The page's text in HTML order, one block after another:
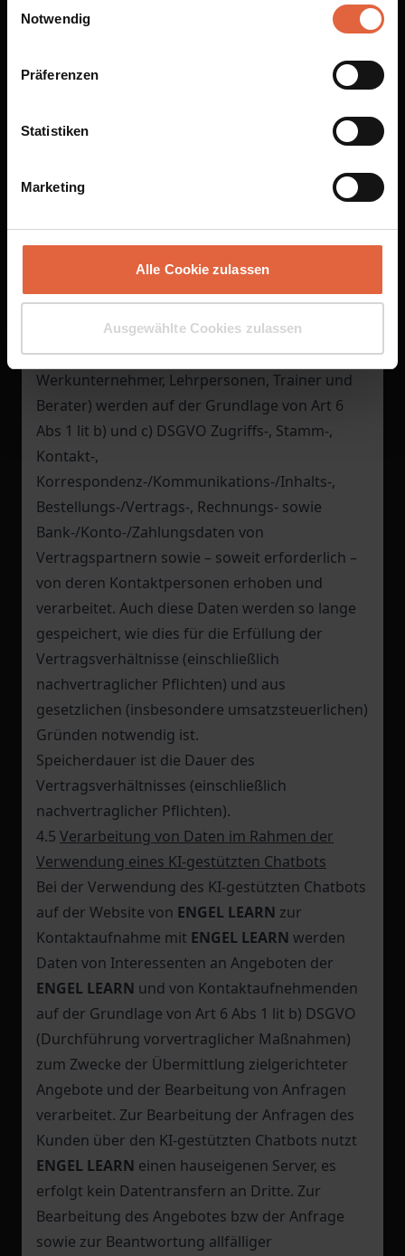
Notwendig
Präferenzen
Statistiken
Marketing
Alle Cookie zulassen
Ausgewählte Cookies zulassen
Teilnehmer desselben Fernlehrganges) werden
gemäß Art 6 Abs 1 lit a) DSGVO weitergegeben.
Vertragsverhältnisses (einschließlich
4.4.Verarbeitung von Daten im Rahmen
Kunden verschiedenen) Vertragspartnern und
Auch zum Zwecke der Abwicklung
(vor-/nach-)vertraglicher Verhältnisse mit (von
Kunden verschiedenen) Vertragspartnern von
ENGEL LEARNund deren Kontaktpersonen (zB
Werkunternehmer, Lehrpersonen, Trainer und
Berater) werden auf der Grundlage von Art 6
Abs 1 lit b) und c) DSGVO Zugriffs-, Stamm-,
Kontakt-,
Korrespondenz-/Kommunikations-/Inhalts-,
Bestellungs-/Vertrags-, Rechnungs- sowie
Bank-/Konto-/Zahlungsdaten von
Vertragspartnern sowie – soweit erforderlich –
von deren Kontaktpersonen erhoben und
verarbeitet. Auch diese Daten werden so lange
gespeichert, wie dies für die Erfüllung der
Vertragsverhältnisse (einschließlich
nachvertraglicher Pflichten) und aus
gesetzlichen (insbesondere umsatzsteuerlichen)
Gründen notwendig ist.
Speicherdauer ist die Dauer des
Vertragsverhältnisses (einschließlich
nachvertraglicher Pflichten).
4.5 Verarbeitung von Daten im Rahmen der
Verwendung eines KI-gestützten Chatbots
Bei der Verwendung des KI-gestützten Chatbots
auf der Website von ENGEL LEARN zur
Kontaktaufnahme mit ENGEL LEARN werden
Daten von Interessenten an Angeboten der
ENGEL LEARN und von Kontaktaufnehmenden
auf der Grundlage von Art 6 Abs 1 lit b) DSGVO
(Durchführung vorvertraglicher Maßnahmen)
zum Zwecke der Übermittlung zielgerichteter
Angebote und der Bearbeitung von Anfragen
verarbeitet. Zur Bearbeitung der Anfragen des
Kunden über den KI-gestützten Chatbots nutzt
ENGEL LEARN einen hauseigenen Server, es
erfolgt kein Datentransfern an Dritte. Zur
Bearbeitung des Angebotes bzw der Anfrage
sowie zur Beantwortung allfälliger